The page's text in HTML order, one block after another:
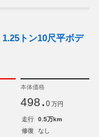
トン10尺平ボデ
本体価格
498. 0 万円
走行
0.5万km
修復
なし